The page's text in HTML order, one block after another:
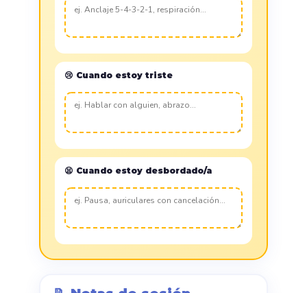
😢 Cuando estoy triste
😫 Cuando estoy desbordado/a